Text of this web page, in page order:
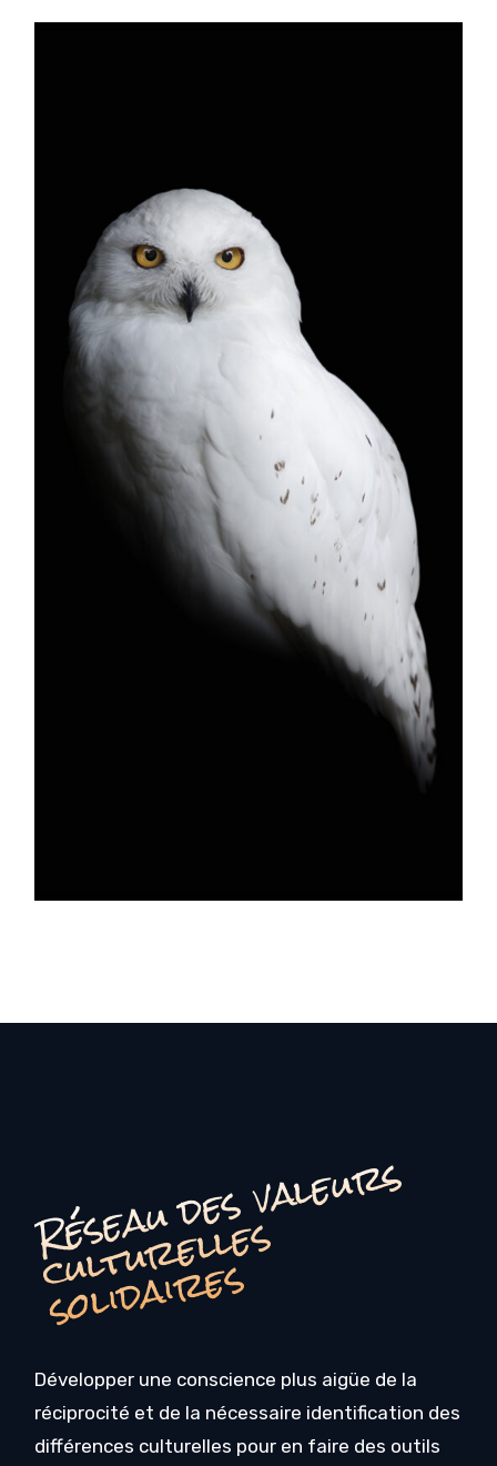
R
é
s
e
a
u
d
e
s
v
a
l
e
u
r
s
c
u
l
t
u
r
e
l
l
e
s
s
o
li
d
ai
r
e
s
Développer une conscience plus aigüe de la
réciprocité et de la nécessaire identification des
différences culturelles pour en faire des outils